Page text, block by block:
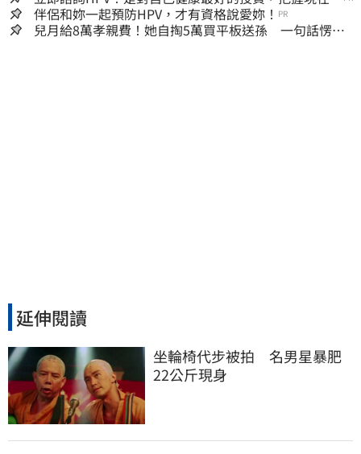
嫌晚！
伴侶和妳一起預防HPV，才有資格說愛妳！ PR
兒月給8萬孝親費！她自掏5萬買平板送孫 一句話愣原
延伸閱讀
坐輪椅代步被拍　名男星暴肥
22公斤現身